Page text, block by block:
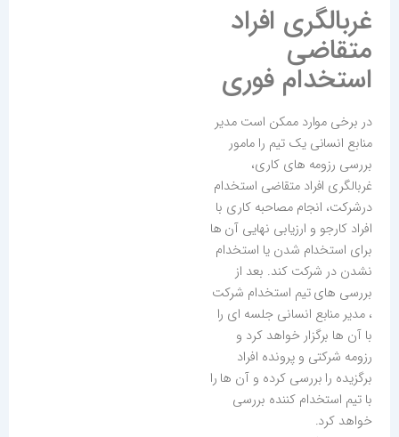
غربالگری افراد
متقاضی
استخدام فوری
در برخی موارد ممکن است مدیر
منابع انسانی یک تیم را مامور
بررسی رزومه های کاری،
غربالگری افراد متقاضی استخدام
درشرکت، انجام مصاحبه کاری با
افراد کارجو و ارزیابی نهایی آن ها
برای استخدام شدن یا استخدام
نشدن در شرکت کند. بعد از
بررسی های تیم استخدام شرکت
، مدیر منابع انسانی جلسه ای را
با آن ها برگزار خواهد کرد و
رزومه شرکتی و پرونده افراد
برگزیده را بررسی کرده و آن ها را
با تیم استخدام کننده بررسی
خواهد کرد.